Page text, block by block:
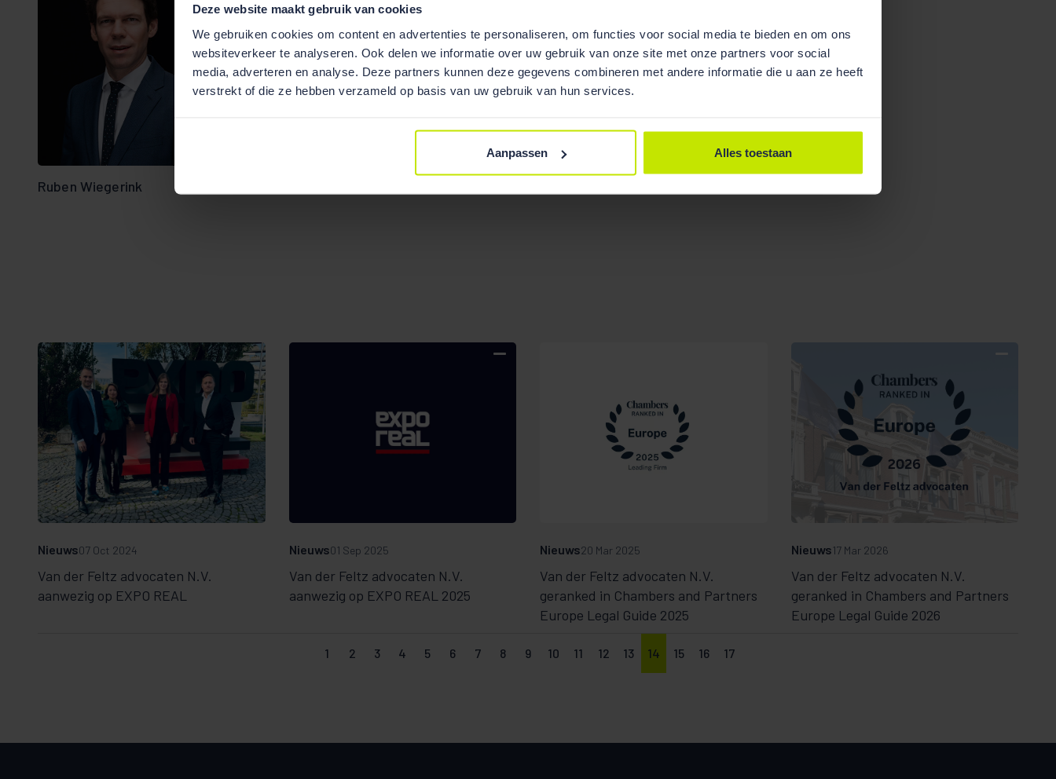
Deze website maakt gebruik van cookies
We gebruiken cookies om content en advertenties te personaliseren, om functies voor social media te bieden en om ons
websiteverkeer te analyseren. Ook delen we informatie over uw gebruik van onze site met onze partners voor social
media, adverteren en analyse. Deze partners kunnen deze gegevens combineren met andere informatie die u aan ze heeft
verstrekt of die ze hebben verzameld op basis van uw gebruik van hun services.
Aanpassen Alles toestaan
Ruben Wiegerink
Van der Feltz advocaten N.V.
aanwezig op EXPO REAL
Nieuws07 Oct 2024
Van der Feltz advocaten N.V.
aanwezig op EXPO REAL 2025
Nieuws01 Sep 2025
Van der Feltz advocaten N.V.
geranked in Chambers and Partners
Europe Legal Guide 2025
Nieuws20 Mar 2025
Van der Feltz advocaten N.V.
geranked in Chambers and Partners
Europe Legal Guide 2026
Nieuws17 Mar 2026
1 2 3 4 5 6 7 8 9 10 11 12 13 14 15 16 17